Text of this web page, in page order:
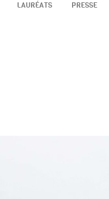
LAURÉATS PRESSE